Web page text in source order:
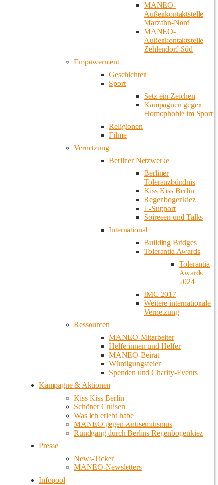
MANEO-
Außenkontaktstelle
Marzahn-Nord
MANEO-
Außenkontaktstelle
Zehlendorf-Süd
Empowerment
Geschichten
Sport
Setz ein Zeichen
Kampagnen gegen
Homophobie im Sport
Religionen
Filme
Vernetzung
Berliner Netzwerke
Berliner
Toleranzbündnis
Kiss Kiss Berlin
Regenbogenkiez
L-Support
Soireeen und Talks
International
Building Bridges
Tolerantia Awards
Tolerantia
Awards
2024
IMC 2017
Weitere internationale
Vernetzung
Ressourcen
MANEO-Mitarbeiter
Helferinnen und Helfer
MANEO-Beirat
Würdigungsfeier
Spenden und Charity-Events
Kampagne & Aktionen
Kiss Kiss Berlin
Schöner Cruisen
Was ich erlebt habe
MANEO gegen Antisemitismus
Rundgang durch Berlins Regenbogenkiez
Presse
News-Ticker
MANEO-Newsletters
Infopool